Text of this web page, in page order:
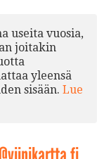
useita vuosia,
joitakin
yleensä
sisään. Lue